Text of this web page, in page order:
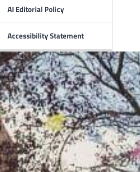
AI Editorial Policy
Accessibility Statement